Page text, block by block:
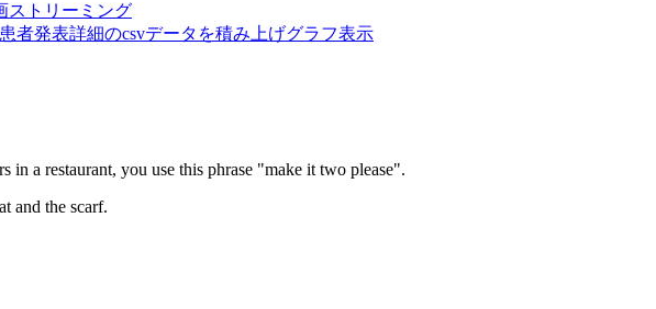
ストリーミング
者発表詳細のcsvデータを積み上げグラフ表示
in a restaurant, you use this phrase "make it two please".
and the scarf.